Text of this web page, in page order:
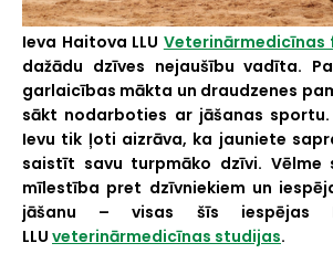
Ieva Haitova LLU
dažādu dzīves nejaušību vadīta.
garlaicības mākta un draudzenes
sākt nodarboties ar jāšanas
Ievu tik ļoti aizrāva, ka jauniete
saistīt savu turpmāko dzīvi. Vēlme
mīlestība pret dzīvniekiem un
jāšanu – visas šīs iespējas
LLU veterinārmedicīnas studijas.